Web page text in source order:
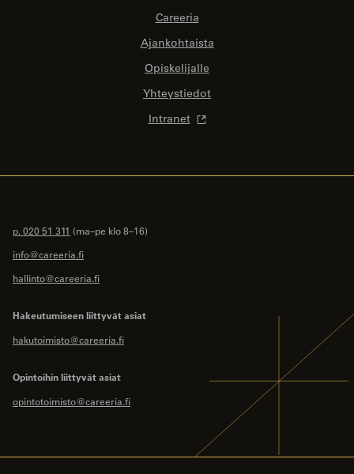
Careeria
Ajankohtaista
Opiskelijalle
Yhteystiedot
Intranet
p. 020 51 311 (ma–pe klo 8–16)
info@careeria.fi
hallinto@careeria.fi
Hakeutumiseen liittyvät asiat
hakutoimisto@careeria.fi
Opintoihin liittyvät asiat
opintotoimisto@careeria.fi